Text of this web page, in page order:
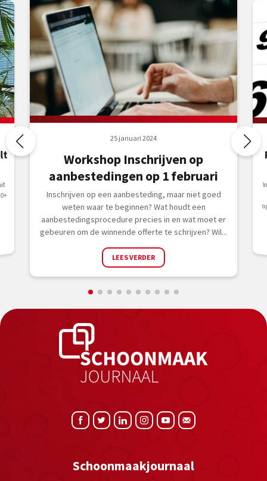
25 januari 2024
Workshop Inschrijven op
aanbestedingen op 1 februari
Inschrijven op een aanbesteding, maar niet goed
weten waar te beginnen? Wat houdt een
aanbestedingsprocedure precies in en wat moet er
gebeuren om de winnende offerte te schrijven? Wil...
LEES VERDER
Schoonmaakjournaal